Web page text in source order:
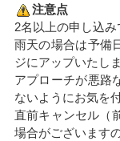
注意点
2名以上の申し込み
雨天の場合は予備
ジにアップいたしま
アプローチが悪路
ないようにお気を
直前キャンセル（
場合がございます